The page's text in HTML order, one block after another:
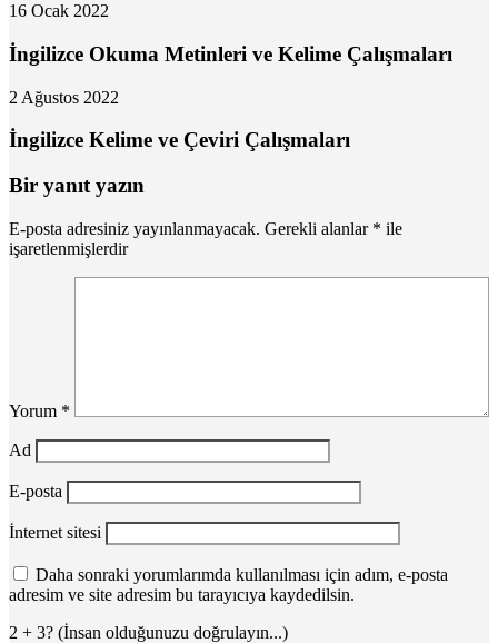
16 Ocak 2022
İngilizce Okuma Metinleri ve Kelime Çalışmaları
2 Ağustos 2022
İngilizce Kelime ve Çeviri Çalışmaları
Bir yanıt yazın
E-posta adresiniz yayınlanmayacak. Gerekli alanlar * ile
işaretlenmişlerdir
Yorum *
Ad
E-posta
İnternet sitesi
Daha sonraki yorumlarımda kullanılması için adım, e-posta
adresim ve site adresim bu tarayıcıya kaydedilsin.
2 + 3? (İnsan olduğunuzu doğrulayın...)